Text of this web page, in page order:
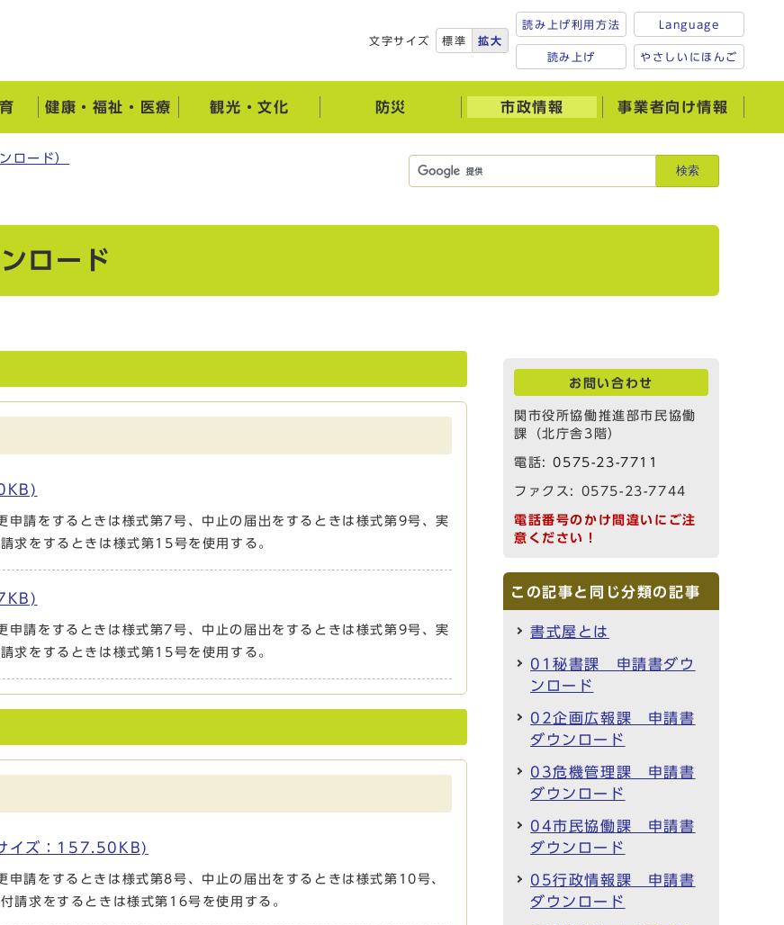
文字サイズ 標準 拡大
読み上げ利用方法
読み上げ
Language
やさしいにほんご
健康・福祉・医療 観光・文化 防災 市政情報 事業者向け情報
検索
ロード）
ロード
請をするときは様式第7号、中止の届出をするときは様式第9号、実
求をするときは様式第15号を使用する。
請をするときは様式第7号、中止の届出をするときは様式第9号、実
求をするときは様式第15号を使用する。
イズ：157.50KB)
請をするときは様式第8号、中止の届出をするときは様式第10号、
請求をするときは様式第16号を使用する。
お問い合わせ
関市役所協働推進部市民協働
課（北庁舎3階）
電話:0575-23-7711
ファクス: 0575-23-7744
電話番号のかけ間違いにご注
意ください！
この記事と同じ分類の記事
書式屋とは
01秘書課 申請書ダウ
ンロード
02企画広報課 申請書
ダウンロード
03危機管理課 申請書
ダウンロード
04市民協働課 申請書
ダウンロード
05行政情報課 申請書
ダウンロード